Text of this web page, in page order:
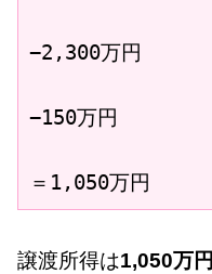
−2,300万円
−150万円
＝1,050万円
譲渡所得は1,050万円